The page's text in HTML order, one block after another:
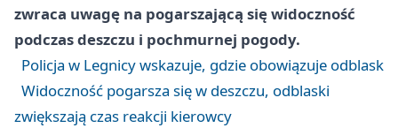
zwraca uwagę na pogarszającą się widoczność
podczas deszczu i pochmurnej pogody.
Policja w Legnicy wskazuje, gdzie obowiązuje odblask
Widoczność pogarsza się w deszczu, odblaski
zwiększają czas reakcji kierowcy